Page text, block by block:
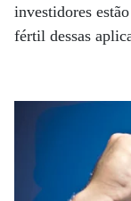
investidores
fértil dessas